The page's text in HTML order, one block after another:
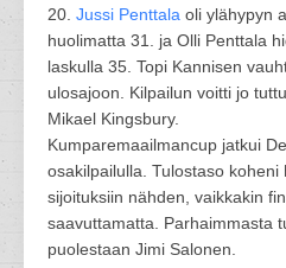
20. Jussi Penttala oli ylähypyn
huolimatta 31. ja Olli Penttala
laskulla 35. Topi Kannisen
ulosajoon. Kilpailun voitti jo
Mikael Kingsbury.
Kumparemaailmancup jatkui
osakilpailulla. Tulostaso
sijoituksiin nähden, vaikkakin
saavuttamatta. Parhaimmasta
puolestaan Jimi Salonen.